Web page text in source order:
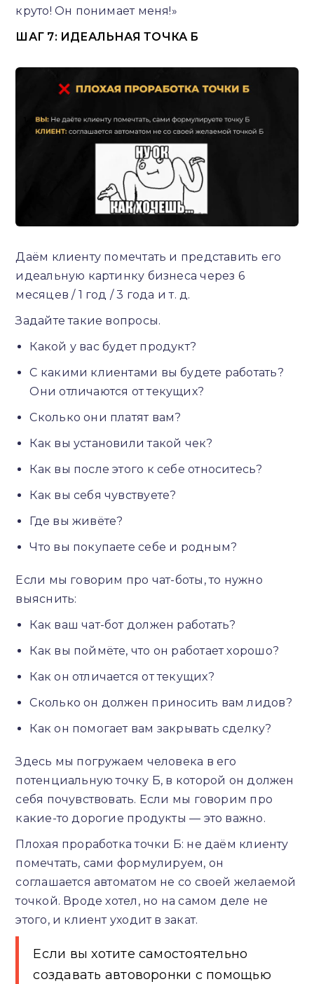
круто! Он понимает меня!»
ШАГ 7: ИДЕАЛЬНАЯ ТОЧКА Б
Даём клиенту помечтать и представить его
идеальную картинку бизнеса через 6
месяцев / 1 год / 3 года и т. д.
Задайте такие вопросы.
Какой у вас будет продукт?
С какими клиентами вы будете работать?
Они отличаются от текущих?
Сколько они платят вам?
Как вы установили такой чек?
Как вы после этого к себе относитесь?
Как вы себя чувствуете?
Где вы живёте?
Что вы покупаете себе и родным?
Если мы говорим про чат-боты, то нужно
выяснить:
Как ваш чат-бот должен работать?
Как вы поймёте, что он работает хорошо?
Как он отличается от текущих?
Сколько он должен приносить вам лидов?
Как он помогает вам закрывать сделку?
Здесь мы погружаем человека в его
потенциальную точку Б, в которой он должен
себя почувствовать. Если мы говорим про
какие-то дорогие продукты — это важно.
Плохая проработка точки Б: не даём клиенту
помечтать, сами формулируем, он
соглашается автоматом не со своей желаемой
точкой. Вроде хотел, но на самом деле не
этого, и клиент уходит в закат.
Если вы хотите самостоятельно
создавать автоворонки с помощью